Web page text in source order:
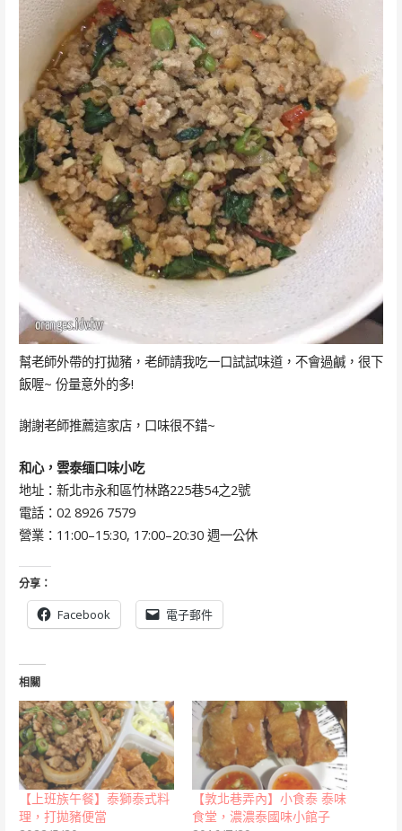
幫老師外帶的打拋豬，老師請我吃一口試試味道，不會過鹹，很下
飯喔~ 份量意外的多!
謝謝老師推薦這家店，口味很不錯~
和心，雲泰缅口味小吃
地址：新北市永和區竹林路225巷54之2號
電話：02 8926 7579
營業：11:00–15:30, 17:00–20:30 週一公休
分享：
Facebook 電子郵件
相關
【上班族午餐】泰獅泰式料
理，打拋豬便當
【敦北巷弄內】小食泰 泰味
食堂，濃濃泰國味小館子